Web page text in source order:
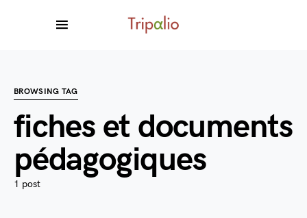
BROWSING TAG
fiches et documents
pédagogiques
1 post